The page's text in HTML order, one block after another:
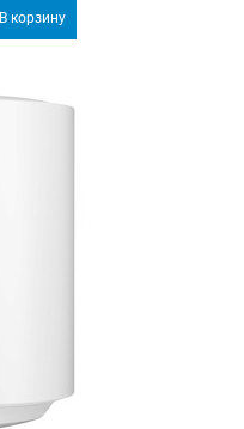
В корзину